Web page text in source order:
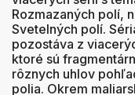
Rozmazaných polí,
Svetelných polí.
pozostáva z
ktoré sú
rôznych uhlov
polia. Okrem